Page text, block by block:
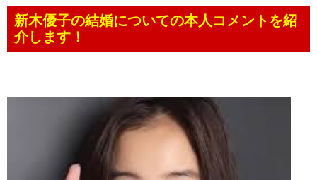
新木優子の結婚についての本人コメントを紹
介します！